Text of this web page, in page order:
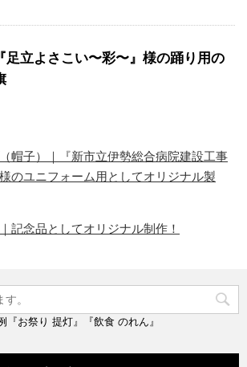
『足立よさこい〜彩〜』様の踊り用の
帽子）｜『新市立伊勢総合病院建設工事
のユニフォーム用としてオリジナル製
記念品としてオリジナル制作！
『お祭り 提灯』『飲食 のれん』